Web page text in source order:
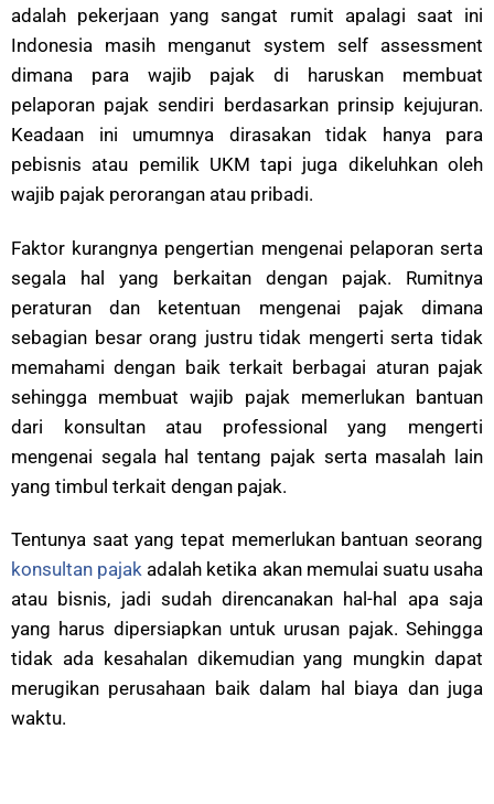
adalah pekerjaan yang sangat rumit apalagi saat ini
Indonesia masih menganut system self assessment
dimana para wajib pajak di haruskan membuat
pelaporan pajak sendiri berdasarkan prinsip kejujuran.
Keadaan ini umumnya dirasakan tidak hanya para
pebisnis atau pemilik UKM tapi juga dikeluhkan oleh
wajib pajak perorangan atau pribadi.
Faktor kurangnya pengertian mengenai pelaporan serta
segala hal yang berkaitan dengan pajak. Rumitnya
peraturan dan ketentuan mengenai pajak dimana
sebagian besar orang justru tidak mengerti serta tidak
memahami dengan baik terkait berbagai aturan pajak
sehingga membuat wajib pajak memerlukan bantuan
dari konsultan atau professional yang mengerti
mengenai segala hal tentang pajak serta masalah lain
yang timbul terkait dengan pajak.
Tentunya saat yang tepat memerlukan bantuan seorang
konsultan pajak adalah ketika akan memulai suatu usaha
atau bisnis, jadi sudah direncanakan hal-hal apa saja
yang harus dipersiapkan untuk urusan pajak. Sehingga
tidak ada kesahalan dikemudian yang mungkin dapat
merugikan perusahaan baik dalam hal biaya dan juga
waktu.